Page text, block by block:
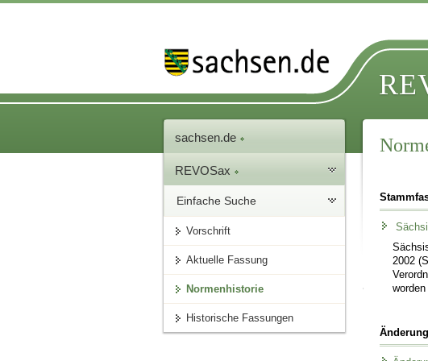
sachsen.de
REVOSax
Einfache Suche
Vorschrift
Aktuelle Fassung
Normenhistorie
Historische Fassungen
2002